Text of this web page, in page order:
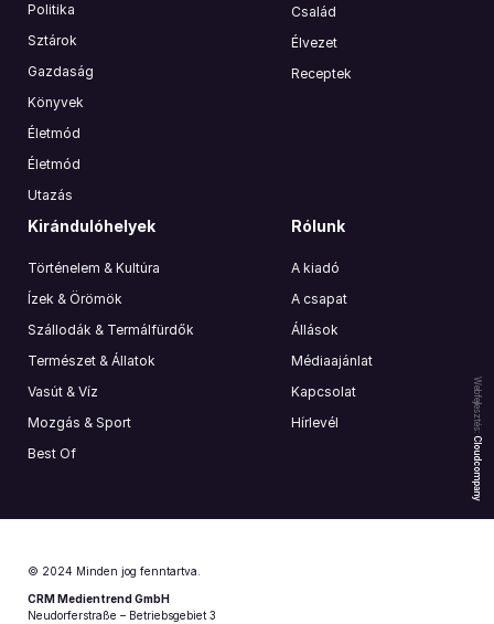
Webfejlesztés:
Cloudcompany
Politika
Sztárok
Gazdaság
Könyvek
Életmód
Életmód
Utazás
Család
Élvezet
Receptek
Kirándulóhelyek
Történelem & Kultúra
Ízek & Örömök
Szállodák & Termálfürdők
Természet & Állatok
Vasút & Víz
Mozgás & Sport
Best Of
Rólunk
A kiadó
A csapat
Állások
Médiaajánlat
Kapcsolat
Hírlevél
© 2024 Minden jog fenntartva.
CRM Medientrend GmbH
Neudorferstraße – Betriebsgebiet 3